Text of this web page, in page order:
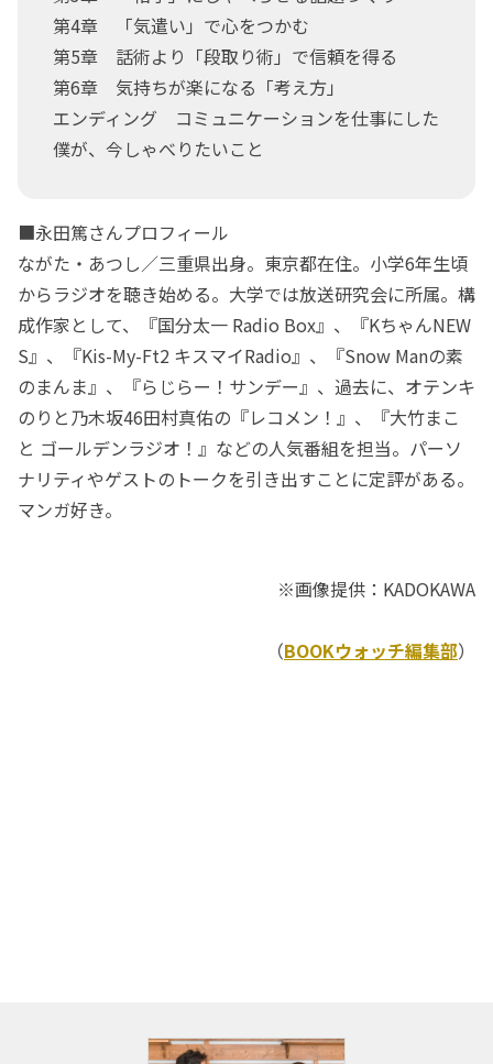
第4章 「気遣い」で心をつかむ
第5章 話術より「段取り術」で信頼を得る
第6章 気持ちが楽になる「考え方」
エンディング コミュニケーションを仕事にした
僕が、今しゃべりたいこと
■永田篤さんプロフィール
ながた・あつし／三重県出身。東京都在住。小学6年生頃
からラジオを聴き始める。大学では放送研究会に所属。構
成作家として、『国分太一 Radio Box』、『KちゃんNEW
S』、『Kis-My-Ft2 キスマイRadio』、『Snow Manの素
のまんま』、『らじらー！サンデー』、過去に、オテンキ
のりと乃木坂46田村真佑の『レコメン！』、『大竹まこ
と ゴールデンラジオ！』などの人気番組を担当。パーソ
ナリティやゲストのトークを引き出すことに定評がある。
マンガ好き。
※画像提供：KADOKAWA
（BOOKウォッチ編集部）